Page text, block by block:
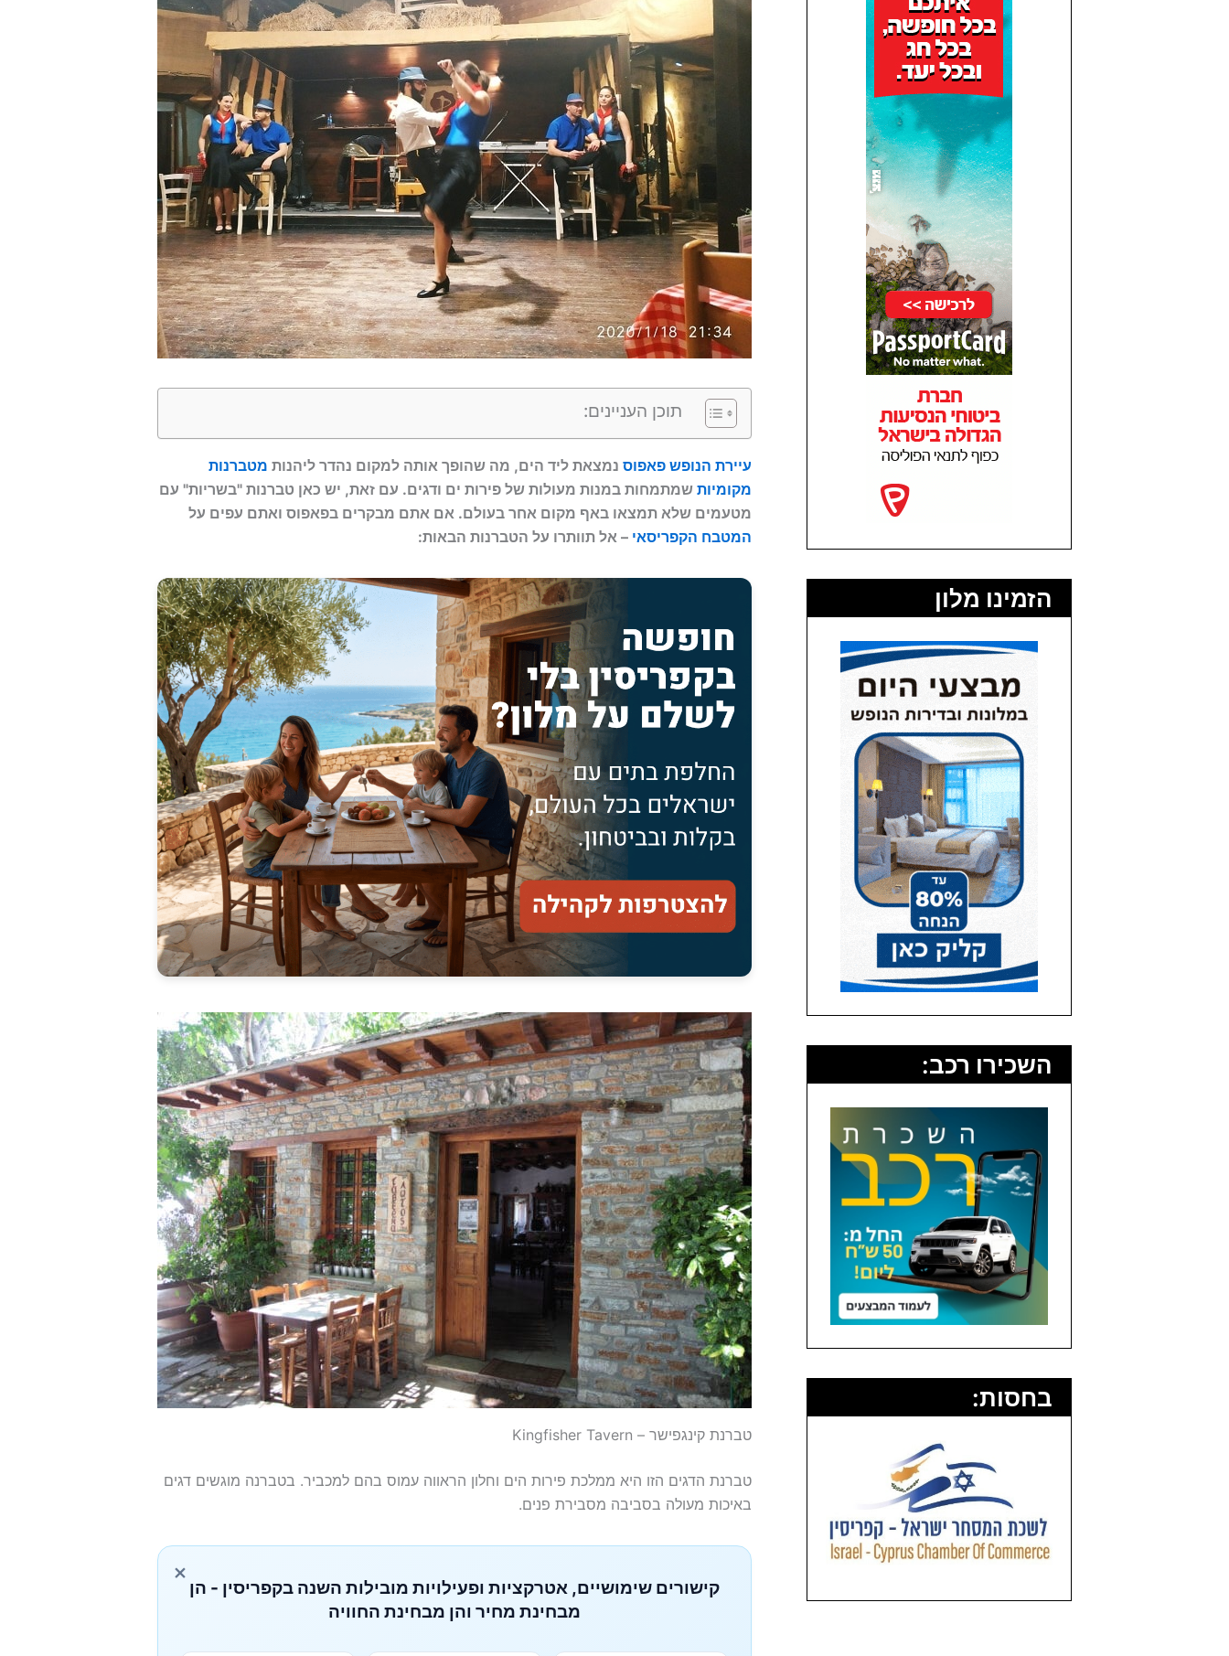
הזמינו מלון
השכירו רכב:
בחסות:
תוכן העניינים:
עיירת הנופש פאפוס נמצאת ליד הים, מה שהופך אותה למקום נהדר ליהנות מטברנות
מקומיות שמתמחות במנות מעולות של פירות ים ודגים. עם זאת, יש כאן טברנות "בשריות" עם
מטעמים שלא תמצאו באף מקום אחר בעולם. אם אתם מבקרים בפאפוס ואתם עפים על
המטבח הקפריסאי – אל תוותרו על הטברנות הבאות:
טברנת קינגפישר – Kingfisher Tavern
טברנת הדגים הזו היא ממלכת פירות הים וחלון הראווה עמוס בהם למכביר. בטברנה מוגשים דגים
באיכות מעולה בסביבה מסבירת פנים.
×
קישורים שימושיים, אטרקציות ופעילויות מובילות השנה בקפריסין - הן
מבחינת מחיר והן מבחינת החוויה